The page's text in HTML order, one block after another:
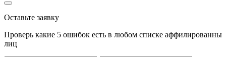
Оставьте заявку
Проверь какие 5 ошибок есть в любом списке аффилированны
лиц